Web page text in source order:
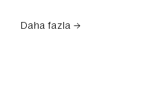
Daha fazla →